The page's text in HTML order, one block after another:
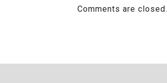
Comments are closed.